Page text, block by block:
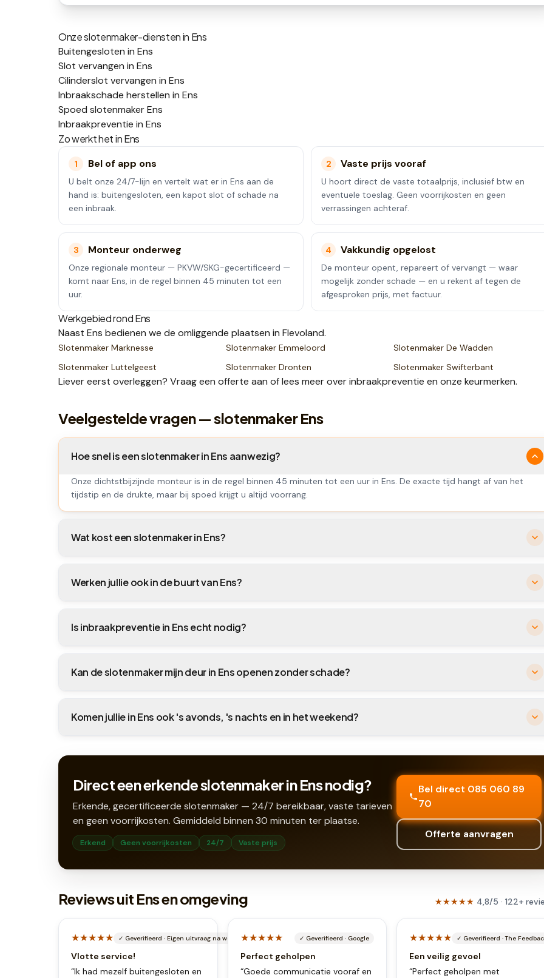
Onze slotenmaker-diensten in Ens
Buitengesloten in Ens
Slot vervangen in Ens
Cilinderslot vervangen in Ens
Inbraakschade herstellen in Ens
Spoed slotenmaker Ens
Inbraakpreventie in Ens
Zo werkt het inEns
1 Bel of app ons
U belt onze 24/7-lijn en vertelt wat er in Ens aan de
hand is: buitengesloten, een kapot slot of schade na
een inbraak.
2 Vaste prijs vooraf
U hoort direct de vaste totaalprijs, inclusief btw en
eventuele toeslag. Geen voorrijkosten en geen
verrassingen achteraf.
3 Monteur onderweg
Onze regionale monteur — PKVW/SKG-gecertificeerd —
komt naar Ens, in de regel binnen 45 minuten tot een
uur.
4 Vakkundig opgelost
De monteur opent, repareert of vervangt — waar
mogelijk zonder schade — en u rekent af tegen de
afgesproken prijs, met factuur.
Werkgebied rondEns
Naast Ens bedienen we de omliggende plaatsen in Flevoland.
Slotenmaker Marknesse Slotenmaker Emmeloord Slotenmaker De Wadden
Slotenmaker Luttelgeest Slotenmaker Dronten Slotenmaker Swifterbant
Liever eerst overleggen? Vraag een offerte aan of lees meer overinbraakpreventie en onze keurmerken.
Veelgestelde vragen — slotenmaker Ens
Hoe snel is een slotenmaker in Ens aanwezig?
Onze dichtstbijzijnde monteur is in de regel binnen 45 minuten tot een uur in Ens. De exacte tijd hangt af van het
tijdstip en de drukte, maar bij spoed krijgt u altijd voorrang.
Wat kost een slotenmaker in Ens?
Werken jullie ook in de buurt van Ens?
Is inbraakpreventie in Ens echt nodig?
Kan de slotenmaker mijn deur in Ens openen zonder schade?
Komen jullie in Ens ook 's avonds, 's nachts en in het weekend?
Direct een erkende slotenmaker in Ens nodig?
Erkende, gecertificeerde slotenmaker — 24/7 bereikbaar, vaste tarieven
en geen voorrijkosten. Gemiddeld binnen 30 minuten ter plaatse.
Erkend Geen voorrijkosten 24/7 Vaste prijs
Bel direct 085 060 89
70
Offerte aanvragen
Reviews uit Ens en omgeving ★★★★★ 4,8/5 · 122+
★★★★★ ✓ Geverifieerd · Eigen uitvraag na werkbon
Vlotte service!
“Ik had mezelf buitengesloten en
★★★★★ ✓ Geverifieerd · Google
Perfect geholpen
“Goede communicatie vooraf en
★★★★★ ✓ Geverifieerd ·The
Een veilig gevoel
“Perfect geholpen met